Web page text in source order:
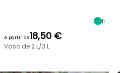
11
A partir de18,50 €
Vaso de 2 L/3 L